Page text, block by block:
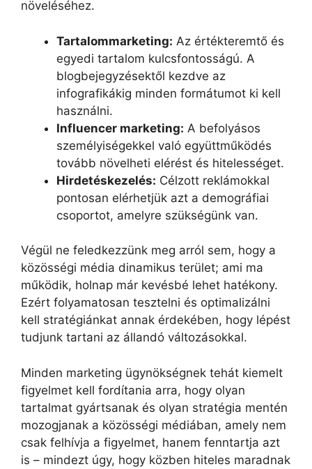
növeléséhez.
Tartalommarketing: Az értékteremtő és
egyedi tartalom kulcsfontosságú. A
blogbejegyzésektől kezdve az
infografikákig minden formátumot ki kell
használni.
Influencer marketing: A befolyásos
személyiségekkel való együttműködés
tovább növelheti elérést és hitelességet.
Hirdetéskezelés: Célzott reklámokkal
pontosan elérhetjük azt a demográfiai
csoportot, amelyre szükségünk van.
Végül ne feledkezzünk meg arról sem, hogy a
közösségi média dinamikus terület; ami ma
működik, holnap már kevésbé lehet hatékony.
Ezért folyamatosan tesztelni és optimalizálni
kell stratégiánkat annak érdekében, hogy lépést
tudjunk tartani az állandó változásokkal.
Minden marketing ügynökségnek tehát kiemelt
figyelmet kell fordítania arra, hogy olyan
tartalmat gyártsanak és olyan stratégia mentén
mozogjanak a közösségi médiában, amely nem
csak felhívja a figyelmet, hanem fenntartja azt
is – mindezt úgy, hogy közben hiteles maradnak